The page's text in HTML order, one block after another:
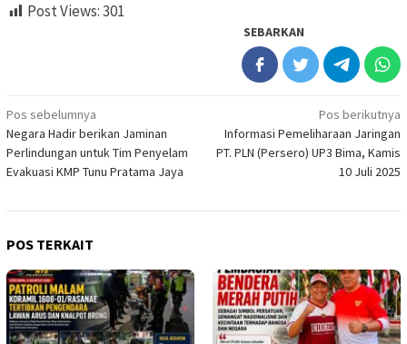
Post Views:301
SEBARKAN
Navigasi
pos
Pos sebelumnya
Negara Hadir berikan Jaminan
Perlindungan untuk Tim Penyelam
Evakuasi KMP Tunu Pratama Jaya
Pos berikutnya
Informasi Pemeliharaan Jaringan
PT. PLN (Persero) UP3 Bima, Kamis
10 Juli 2025
POS TERKAIT